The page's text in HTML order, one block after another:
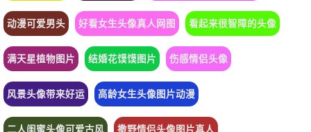
动漫可爱男头 好看女生头像真人网图 看起来很智障的头像
满天星植物图片 结婚花馍馍图片 伤感情侣头像
风景头像带来好运 高龄女生头像图片动漫
二人闺蜜头像可爱古风 撒野情侣头像图片真人